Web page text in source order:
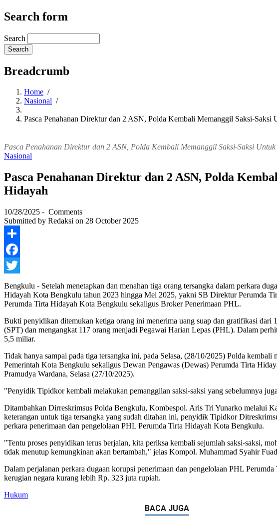
Search form
Search
Breadcrumb
Home /
Nasional /
Pasca Penahanan Direktur dan 2 ASN, Polda Kembali Memanggil Saksi-Saksi
Pasca Penahanan Direktur dan 2 ASN, Polda Kembali Memanggil Saksi-Saksi
Nasional
Pasca Penahanan Direktur dan 2 ASN, Polda
Hidayah
10/28/2025 - Comments
Submitted by Redaksi on 28 October 2025
Share
Facebook
Twitter
Bengkulu - Setelah menetapkan dan menahan tiga orang tersangka dalam perkara
Hidayah Kota Bengkulu tahun 2023 hingga Mei 2025, yakni SB Direktur Perumda
Perumda Tirta Hidayah Kota Bengkulu sekaligus Broker Penerimaan PHL.
Bukti penyidikan ditemukan ketiga orang ini menerima uang suap dan gratifikasi dari
(SPT) dan mengangkat 117 orang menjadi Pegawai Harian Lepas (PHL). Dalam
5,5 miliar.
Tidak hanya sampai pada tiga tersangka ini, pada Selasa, (28/10/2025) Polda
Pemerintah Kota Bengkulu sekaligus Dewan Pengawas (Dewas) Perumda Tirta
Pramudya Wardana, Selasa (27/10/2025).
"Penyidik Tipidkor kembali melakukan pemanggilan saksi-saksi yang sebelumnya
Ditambahkan Dirreskrimsus Polda Bengkulu, Kombespol. Aris Tri Yunarko melalui
keterangan untuk tiga tersangka yang sudah ditahan ini, penyidik Tipidkor
perkara penerimaan dan pengelolaan PHL Perumda Tirta Hidayah Kota Bengkulu.
"Tentu proses penyidikan terus berjalan, kita periksa kembali sejumlah saksi-saksi,
tidak menutup kemungkinan akan bertambah," jelas Kompol. Muhammad Syahir
Dalam perjalanan perkara dugaan korupsi penerimaan dan pengelolaan PHL
kerugian negara kurang lebih Rp. 323 juta rupiah.
Hukum